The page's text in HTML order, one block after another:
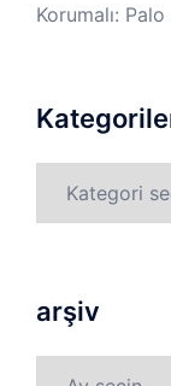
Korumalı:
arşiv